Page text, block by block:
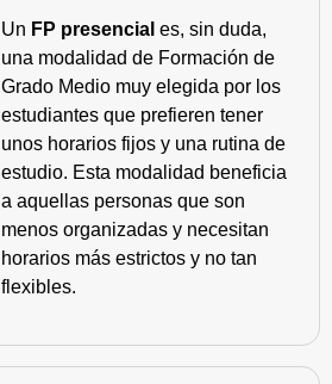
Un FP presencial es, sin duda,
una modalidad de Formación de
Grado Medio muy elegida por los
estudiantes que prefieren tener
unos horarios fijos y una rutina de
estudio. Esta modalidad beneficia
a aquellas personas que son
menos organizadas y necesitan
horarios más estrictos y no tan
flexibles.